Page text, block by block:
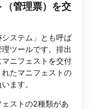
管理票）を交
ステム」とも呼ば
ツールです。排出
ニフェストを交付
たマニフェストの
ます。
ストの2種類があ